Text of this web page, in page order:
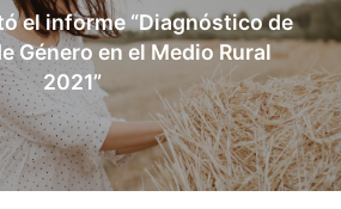
el informe “Diagnóstico de
Género en el Medio Rural
2021”